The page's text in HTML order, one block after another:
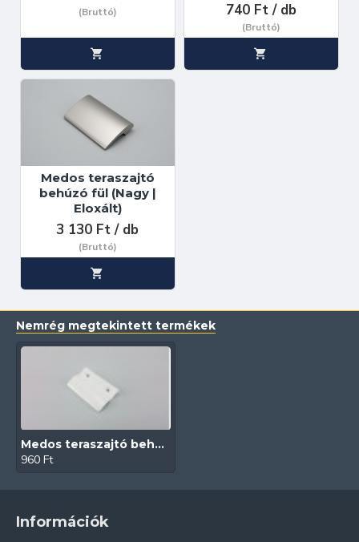
(Bruttó) 740 Ft / db
(Bruttó)
Medos teraszajtó
behúzó fül (Nagy |
Eloxált)
3 130 Ft / db
(Bruttó)
Nemrég megtekintett termékek
Medos teraszajtó behúzó fül (Fehér | Közepes)
960 Ft
Információk